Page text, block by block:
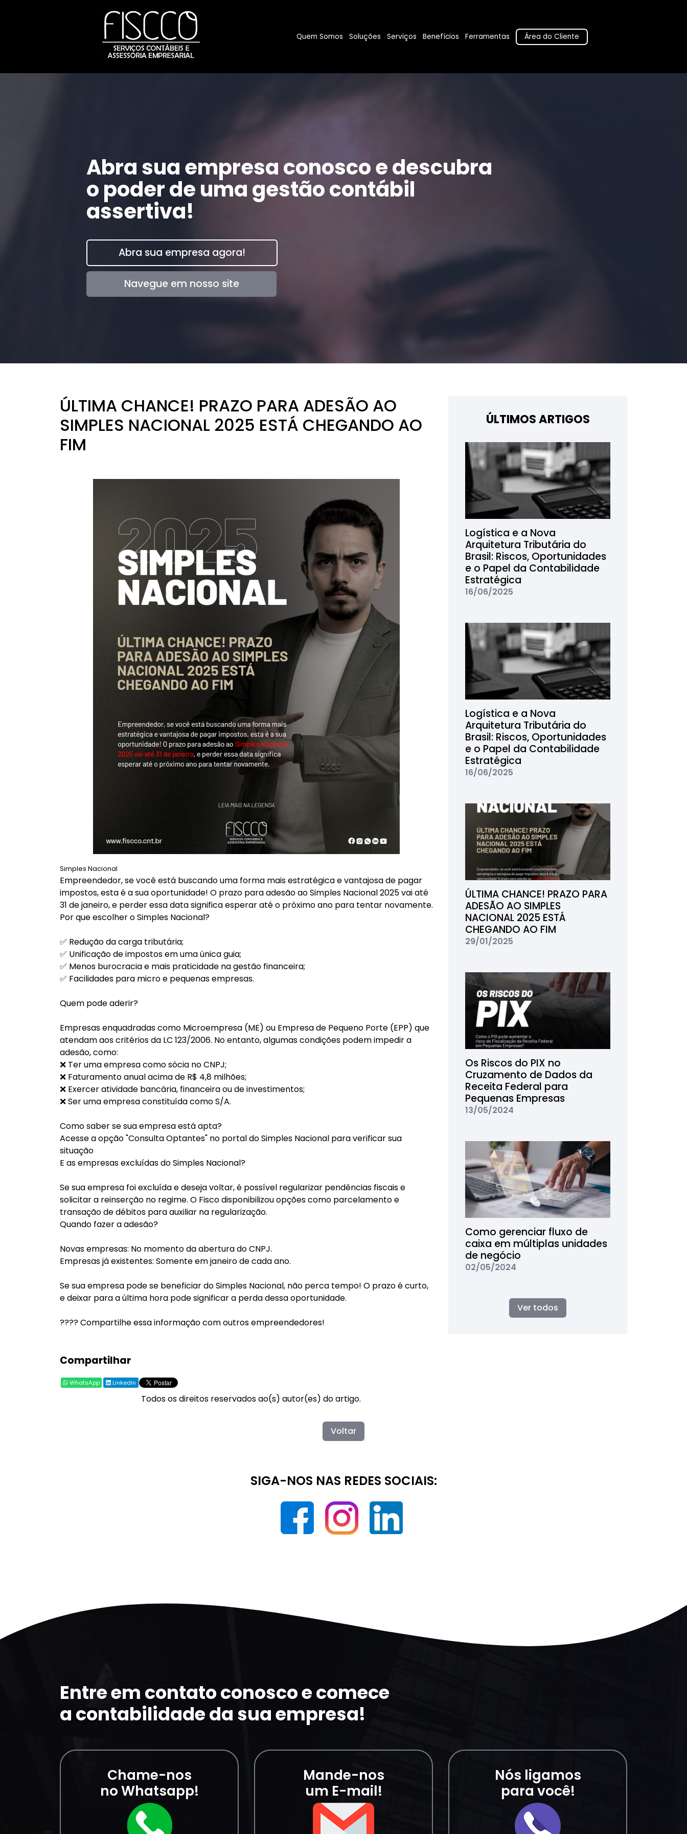
Quem Somos Soluções Serviços Benefícios Ferramentas Área do Cliente
Abra sua empresa conosco e descubra
o poder de uma gestão contábil
assertiva!
Abra sua empresa agora!
Navegue em nosso site
ÚLTIMA CHANCE! PRAZO PARA ADESÃO AO
SIMPLES NACIONAL 2025 ESTÁ CHEGANDO AO
FIM
Simples Nacional
Empreendedor, se você está buscando uma forma mais estratégica e vantajosa de pagar
impostos, esta é a sua oportunidade! O prazo para adesão ao Simples Nacional 2025 vai até
31 de janeiro, e perder essa data significa esperar até o próximo ano para tentar novamente.
Por que escolher o Simples Nacional?
✅ Redução da carga tributária;
✅ Unificação de impostos em uma única guia;
✅ Menos burocracia e mais praticidade na gestão financeira;
✅ Facilidades para micro e pequenas empresas.
Quem pode aderir?
Empresas enquadradas como Microempresa (ME) ou Empresa de Pequeno Porte (EPP) que
atendam aos critérios da LC 123/2006. No entanto, algumas condições podem impedir a
adesão, como:
❌ Ter uma empresa como sócia no CNPJ;
❌ Faturamento anual acima de R$ 4,8 milhões;
❌ Exercer atividade bancária, financeira ou de investimentos;
❌ Ser uma empresa constituída como S/A.
Como saber se sua empresa está apta?
Acesse a opção "Consulta Optantes" no portal do Simples Nacional para verificar sua
situação
E as empresas excluídas do Simples Nacional?
Se sua empresa foi excluída e deseja voltar, é possível regularizar pendências fiscais e
solicitar a reinserção no regime. O Fisco disponibilizou opções como parcelamento e
transação de débitos para auxiliar na regularização.
Quando fazer a adesão?
Novas empresas: No momento da abertura do CNPJ.
Empresas já existentes: Somente em janeiro de cada ano.
Se sua empresa pode se beneficiar do Simples Nacional, não perca tempo! O prazo é curto,
e deixar para a última hora pode significar a perda dessa oportunidade.
???? Compartilhe essa informação com outros empreendedores!
Compartilhar
WhatsApp Linkedin
Todos os direitos reservados ao(s) autor(es) do artigo.
ÚLTIMOS ARTIGOS
Logística e a Nova
Arquitetura Tributária do
Brasil: Riscos, Oportunidades
e o Papel da Contabilidade
Estratégica
16/06/2025
Logística e a Nova
Arquitetura Tributária do
Brasil: Riscos, Oportunidades
e o Papel da Contabilidade
Estratégica
16/06/2025
ÚLTIMA CHANCE! PRAZO PARA
ADESÃO AO SIMPLES
NACIONAL 2025 ESTÁ
CHEGANDO AO FIM
29/01/2025
Os Riscos do PIX no
Cruzamento de Dados da
Receita Federal para
Pequenas Empresas
13/05/2024
Como gerenciar fluxo de
caixa em múltiplas unidades
de negócio
02/05/2024
Ver todos
Voltar
SIGA-NOS NAS REDES SOCIAIS:
Entre em contato conosco e comece
a contabilidade da sua empresa!
Chame-nos
no Whatsapp!
Mande-nos
um E-mail!
Nós ligamos
para você!